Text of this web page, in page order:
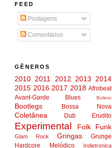
FEED
Postagens
Comentários
GÊNEROS
2010 2011 2012 2013 2014
2015 2016 2017 2018 Afrobeat
Avant-Garde
Blues Bolero
Bootlegs Bossa Nova
Coletânea Dub Erudito
Experimental Folk Funk
Glam Rock Gringas
Grunge
Hardcore Melódico
Indietronica